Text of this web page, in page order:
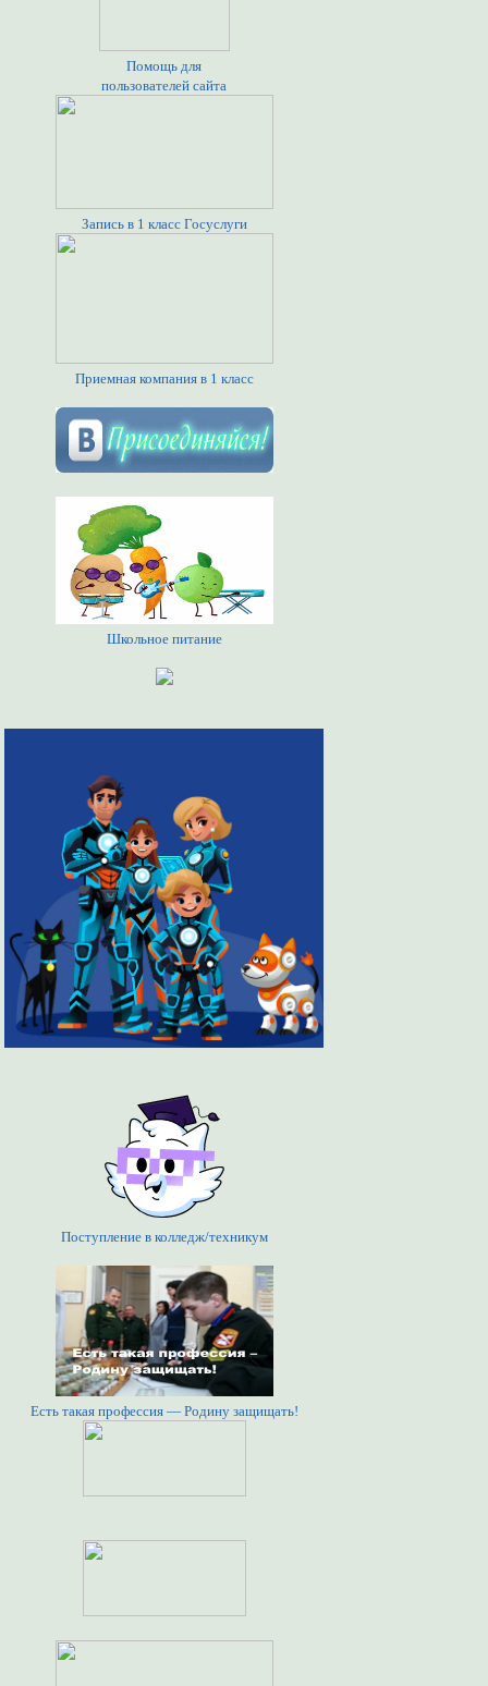
Помощь для
пользователей сайта
Запись в 1 класс Госуслуги
Приемная компания в 1 класс
Школьное питание
Поступление в колледж/техникум
Есть такая профессия — Родину защищать!